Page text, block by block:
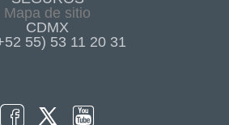
Mapa de sitio
CDMX
55) 53 11 20 31